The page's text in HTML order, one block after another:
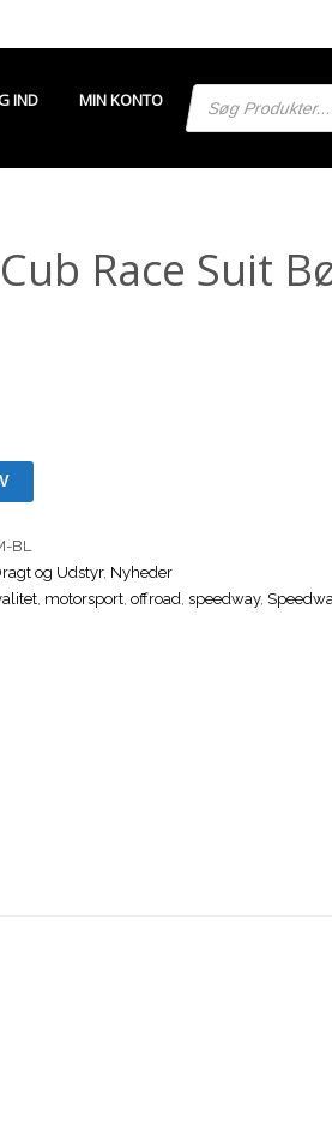
IND MIN KONTO
Products
search
Race Suit
BL
og Udstyr, Nyheder
, motorsport, offroad, speedway,